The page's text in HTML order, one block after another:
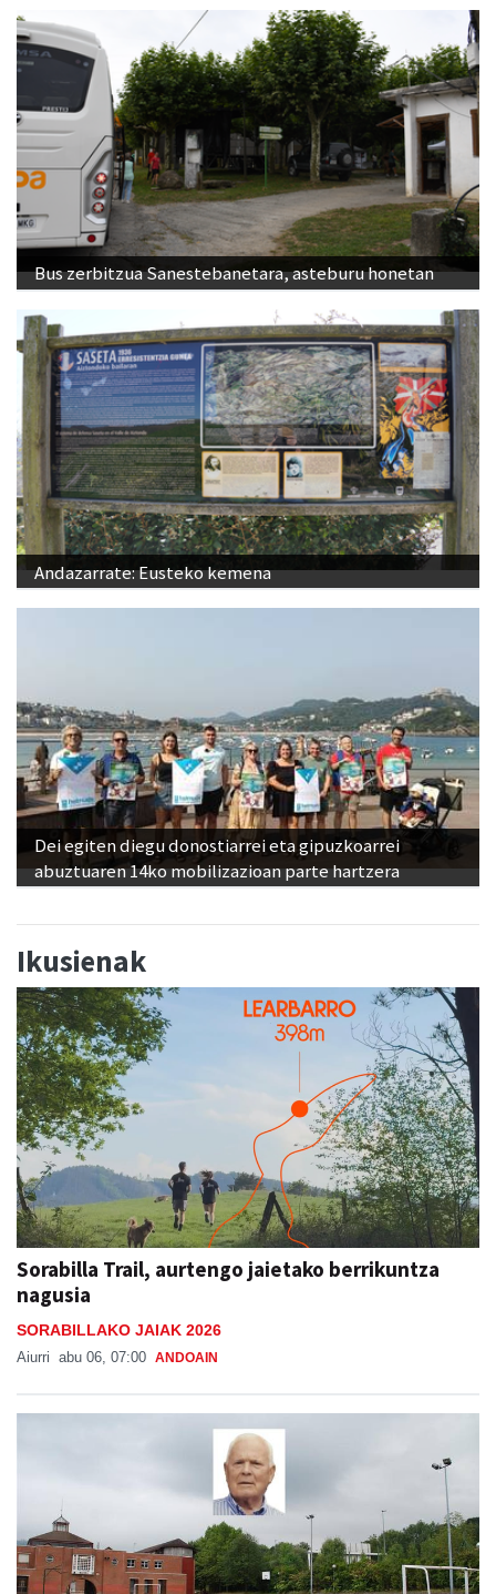
Bus zerbitzua Sanestebanetara, asteburu honetan
Andazarrate: Eusteko kemena
Dei egiten diegu donostiarrei eta gipuzkoarrei
abuztuaren 14ko mobilizazioan parte hartzera
Ikusienak
Sorabilla Trail, aurtengo jaietako berrikuntza
nagusia
SORABILLAKO JAIAK 2026
Aiurri abu 06, 07:00 ANDOAIN